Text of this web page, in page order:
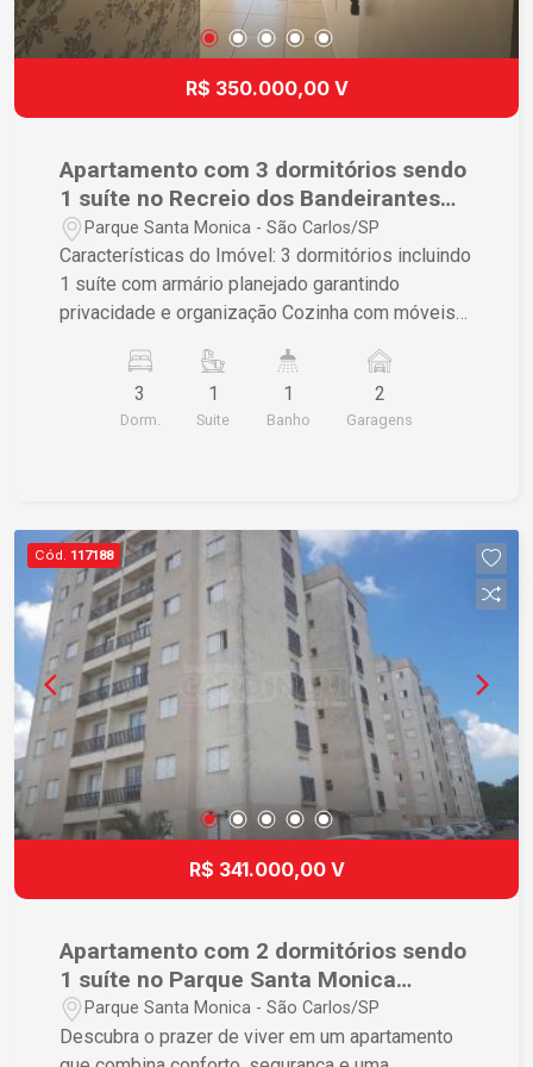
de adquirir seu novo lar em uma área altamente
valorizada e desejada. Agende sua visita e
R$ 350.000,00 V
Apartamento com 3 dormitórios sendo
1 suíte no Recreio dos Bandeirantes
próximo ao Shopping Iguatemi em São
Carlos
Parque Santa Monica - São Carlos/SP
Características do Imóvel: 3 dormitórios incluindo
1 suíte com armário planejado garantindo
privacidade e organização Cozinha com móveis
eficiência Lavanderia separada, oferecendo
conveniência e melhor uso do espaço 2 vagas de
garagem cobertas assegurando facilidade e
fazer um investimento seguro que continuará
trazendo retornos. Agende sua visita e descubra
como é viver com qualidade e conforto!
3
Dorm.
1
Suite
1
Banho
2
Garagens
Cód. 117188
R$ 341.000,00 V
Apartamento com 2 dormitórios sendo
1 suíte no Parque Santa Monica
próximo ao Shopping Iguatemi em São
Carlos
Parque Santa Monica - São Carlos/SP
Descubra o prazer de viver em um apartamento